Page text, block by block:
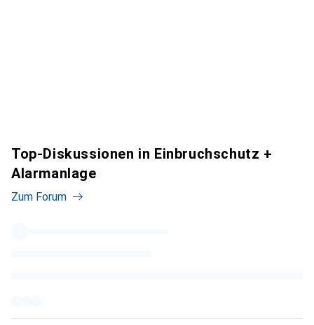
Top-Diskussionen in Einbruchschutz +
Alarmanlage
Zum Forum